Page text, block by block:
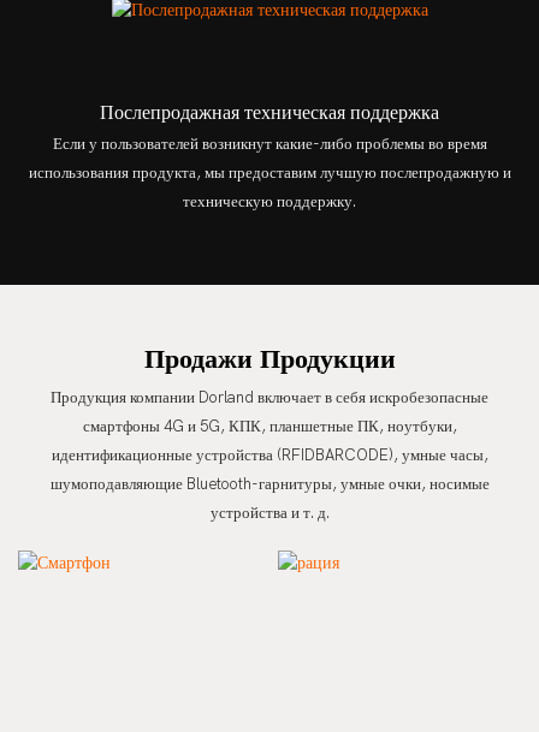
Послепродажная техническая поддержка
Если у пользователей возникнут какие-либо проблемы во время
использования продукта, мы предоставим лучшую послепродажную и
техническую поддержку.
Продажи Продукции
Продукция компании Dorland включает в себя искробезопасные
смартфоны 4G и 5G, КПК, планшетные ПК, ноутбуки,
идентификационные устройства (RFIDBARCODE), умные часы,
шумоподавляющие Bluetooth-гарнитуры, умные очки, носимые
устройства и т. д.